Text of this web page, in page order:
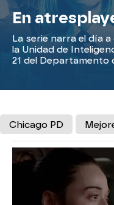
En
La serie narra el día
la Unidad de
21 del Departamento
Chicago PD